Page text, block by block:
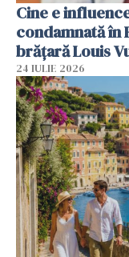
Cine e
condamnată în
brățară Louis
24 IULIE 2026